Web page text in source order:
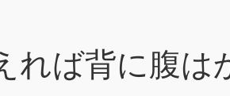
れば背に腹は